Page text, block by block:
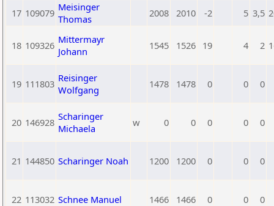
17 109079 Meisinger
Thomas
2008 2010 -2 5 3,5
18 109326 Mittermayr
Johann
1545 1526 19 4 2
19 111803 Reisinger
Wolfgang
1478 1478 0 0 0
20 146928 Scharinger
Michaela
w 0 0 0 0 0
21 144850 Scharinger Noah 1200 1200 0 0 0
22 113032 Schnee Manuel 1466 1466 0 0 0